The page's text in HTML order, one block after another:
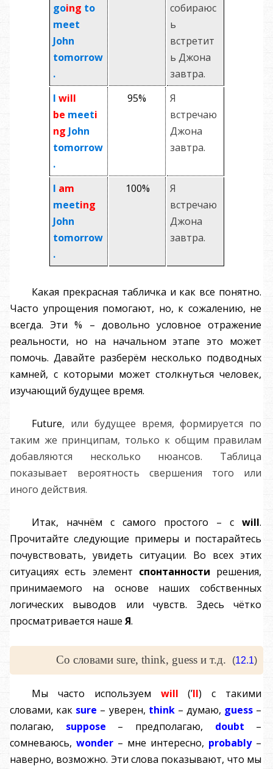
going to
meet
John
tomorrow
.
собираюс
ь
встретит
ь Джона
завтра.
Iwill
be meeti
ng John
tomorrow
.
95%
Я
встречаю
Джона
завтра.
I am
meeting
John
tomorrow
.
100%
Я
встречаю
Джона
завтра.
Какая прекрасная табличка и как все понятно.
Часто упрощения помогают, но, к сожалению, не
всегда. Эти % – довольно условное отражение
реальности, но на начальном этапе это может
помочь. Давайте разберём несколько подводных
камней, с которыми может столкнуться человек,
изучающий будущее время.
Future, или будущее время, формируется по
таким же принципам, только к общим правилам
добавляются несколько нюансов. Таблица
показывает вероятность свершения того или
иного действия.
Итак, начнём с самого простого – сwill.
Прочитайте следующие примеры и постарайтесь
почувствовать, увидеть ситуации. Во всех этих
ситуациях есть элемент спонтанности решения,
принимаемого на основе наших собственных
логических выводов или чувств. Здесь чётко
просматривается наше Я.
Со словами sure, think, guess и т.д. (12.1)
Мы часто используем will(’ll) с такими
словами, как sure – уверен, think – думаю, guess –
полагаю, suppose – предполагаю, doubt –
сомневаюсь,wonder – мне интересно, probably –
наверно, возможно. Эти слова показывают, что мы